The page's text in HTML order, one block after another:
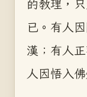
的教理，
已。有人
漢；有人
人因悟入